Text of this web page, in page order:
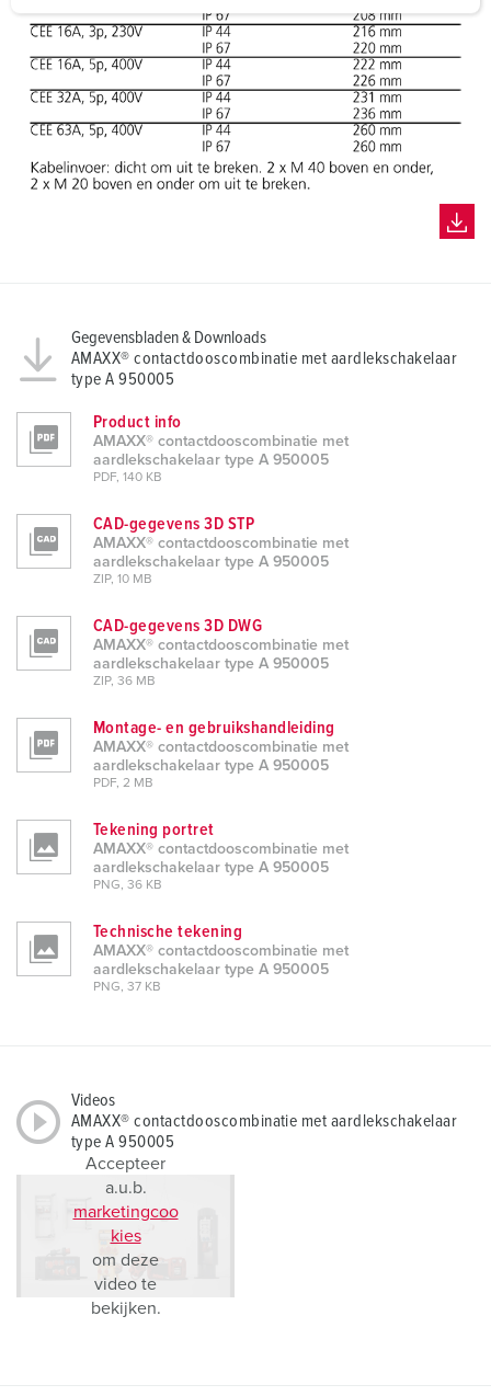
a
l
Gegevensbladen & Downloads
AMAXX® contactdooscombinatie met aardlekschakelaar
type A 950005
Product info
AMAXX® contactdooscombinatie met
aardlekschakelaar type A 950005
PDF, 140 KB
CAD-gegevens 3D STP
AMAXX® contactdooscombinatie met
aardlekschakelaar type A 950005
ZIP, 10 MB
CAD-gegevens 3D DWG
AMAXX® contactdooscombinatie met
aardlekschakelaar type A 950005
ZIP, 36 MB
Montage- en gebruikshandleiding
AMAXX® contactdooscombinatie met
aardlekschakelaar type A 950005
PDF, 2 MB
Tekening portret
AMAXX® contactdooscombinatie met
aardlekschakelaar type A 950005
PNG, 36 KB
Technische tekening
AMAXX® contactdooscombinatie met
aardlekschakelaar type A 950005
PNG, 37 KB
Videos
AMAXX® contactdooscombinatie met aardlekschakelaar
type A 950005
Accepteer
a.u.b.
marketingcoo
kies
om deze
video te
bekijken.